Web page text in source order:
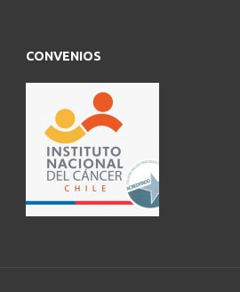
CONVENIOS